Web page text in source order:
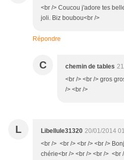
<br /> Coucou j'adore tes
joli. Biz boubou<br />
Répondre
C chemin de tables
<br /> <br /> gros
/> <br />
L Libellule31320 20/01/2014
<br /> <br /> <br /> <br />
chérie<br /> <br /> <br /> <br